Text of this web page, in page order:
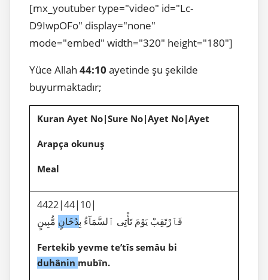
[mx_youtuber type="video" id="Lc-
D9IwpOFo" display="none"
mode="embed" width="320" height="180"]
Yüce Allah 44:10 ayetinde şu şekilde
buyurmaktadır;
Kuran Ayet No|Sure No|Ayet No|Ayet
Arapça okunuş
Meal
4422|44|10|
فَٱرْتَقِبْ يَوْمَ تَأْتِى ٱلسَّمَآءُ بِدُخَانٍ مُّبِينٍ
Fertekib yevme te’tîs semâu bi
duhânin mubîn.